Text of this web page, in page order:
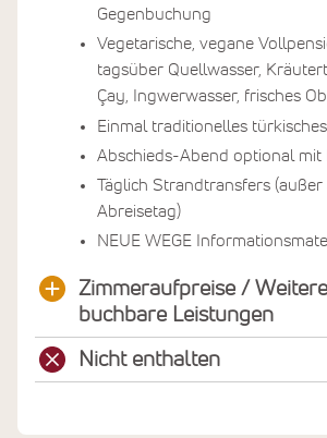
Gegenbuchung
Vegetarische, vegane
tagsüber Quellwasser,
Çay, Ingwerwasser, frisches
Einmal traditionelles
Abschieds-Abend optional mit
Täglich Strandtransfers
Abreisetag)
NEUE WEGE
Zimmeraufpreise / Weitere
buchbare Leistungen
Nicht enthalten